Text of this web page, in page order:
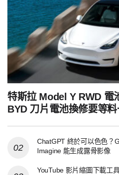
特斯拉 Model Y RWD 電
BYD 刀片電池換修要等料
ChatGPT 終於可以色色？
Imagine 能生成露骨影像
YouTube 影片縮圖下載工